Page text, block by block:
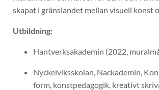
skapat i gränslandet mellan visuell konst
Utbildning:
Hantverksakademin (2022,
Nyckelviksskolan, Nackademin,
form, konstpedagogik, kreativt